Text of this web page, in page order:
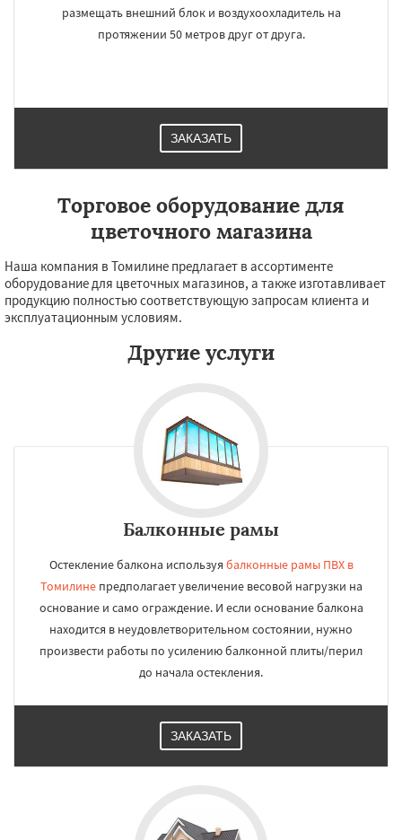
размещать внешний блок и воздухоохладитель на
протяжении 50 метров друг от друга.
ЗАКАЗАТЬ
Торговое оборудование для
цветочного магазина
Наша компания в Томилине предлагает в ассортименте
оборудование для цветочных магазинов, а также изготавливает
продукцию полностью соответствующую запросам клиента и
эксплуатационным условиям.
Другие услуги
Балконные рамы
Остекление балкона используя балконные рамы ПВХ в
Томилинепредполагает увеличение весовой нагрузки на
основание и само ограждение. И если основание балкона
находится в неудовлетворительном состоянии, нужно
произвести работы по усилению балконной плиты/перил
до начала остекления.
ЗАКАЗАТЬ